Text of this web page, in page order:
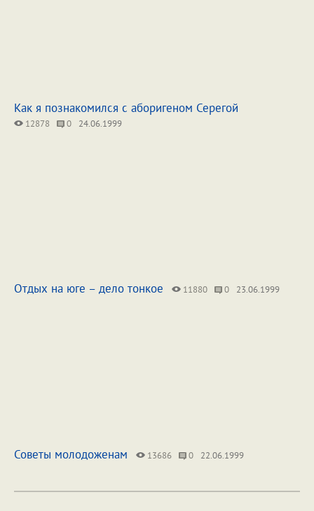
Как я познакомился с аборигеном Серегой
12878 0 24.06.1999
Отдых на юге – дело тонкое 11880 0 23.06.1999
Советы молодоженам 13686 0 22.06.1999